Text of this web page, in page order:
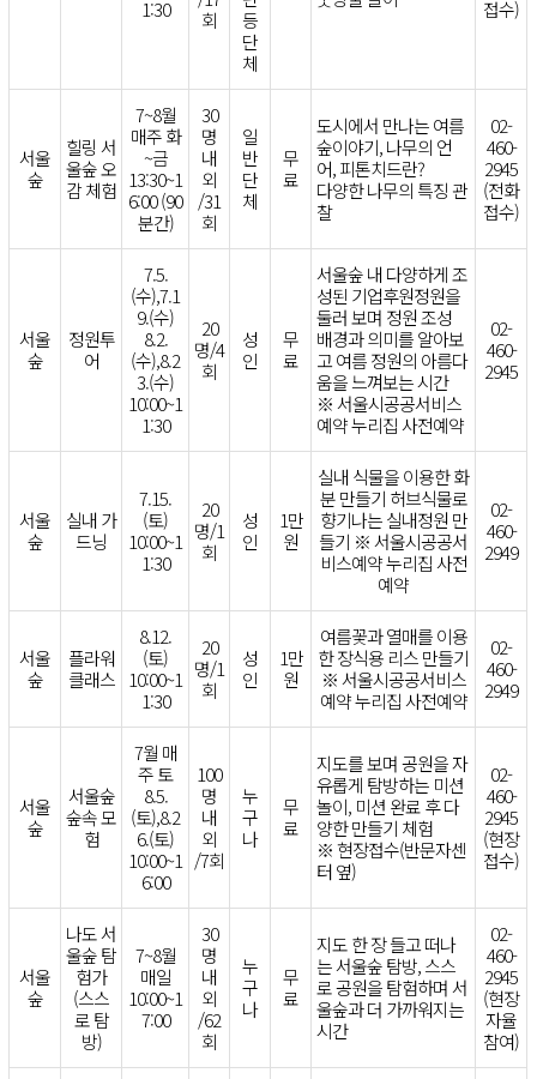
1:30
회
등
단
체
접수)
서울
숲
힐링 서
울숲 오
감 체험
7~8월
매주 화
~금
13:30~1
6:00 (90
분간)
30
명
내
외
/31
회
일
반
단
체
무
료
도시에서 만나는 여름
숲이야기, 나무의 언
어, 피톤치드란?
다양한 나무의 특징 관
찰
02-
460-
2945
(전화
접수)
서울
숲
정원투
어
7.5.
(수),7.1
9.(수)
8.2.
(수),8.2
3.(수)
10:00~1
1:30
20
명/4
회
성
인
무
료
서울숲 내 다양하게 조
성된 기업후원정원을
둘러 보며 정원 조성
배경과 의미를 알아보
고 여름 정원의 아름다
움을 느껴보는 시간
※ 서울시공공서비스
예약 누리집 사전예약
02-
460-
2945
서울
숲
실내 가
드닝
7.15.
(토)
10:00~1
1:30
20
명/1
회
성
인
1만
원
실내 식물을 이용한 화
분 만들기 허브식물로
향기나는 실내정원 만
들기 ※ 서울시공공서
비스예약 누리집 사전
예약
02-
460-
2949
서울
숲
플라워
클래스
8.12.
(토)
10:00~1
1:30
20
명/1
회
성
인
1만
원
여름꽃과 열매를 이용
한 장식용 리스 만들기
※ 서울시공공서비스
예약 누리집 사전예약
02-
460-
2949
서울
숲
서울숲
숲속 모
험
7월 매
주 토
8.5.
(토),8.2
6.(토)
10:00~1
6:00
100
명
내
외
/7회
누
구
나
무
료
지도를 보며 공원을 자
유롭게 탐방하는 미션
놀이, 미션 완료 후 다
양한 만들기 체험
※ 현장접수(반문자센
터 옆)
02-
460-
2945
(현장
접수)
서울
숲
나도 서
울숲 탐
험가
(스스
로 탐
방)
7~8월
매일
10:00~1
7:00
30
명
내
외
/62
회
누
구
나
무
료
지도 한 장 들고 떠나
는 서울숲 탐방, 스스
로 공원을 탐험하며 서
울숲과 더 가까워지는
시간
02-
460-
2945
(현장
자율
참여)